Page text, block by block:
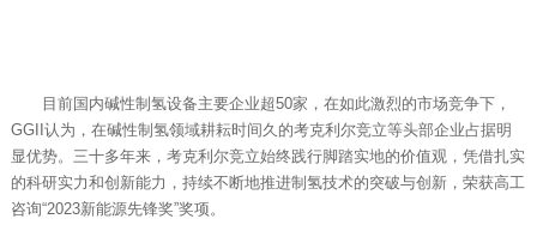
目前国内碱性制氢设备主要企业超50家，在如此激烈的市场竞争下，
GGII认为，在碱性制氢领域耕耘时间久的考克利尔竞立等头部企业占据明
显优势。三十多年来，考克利尔竞立始终践行脚踏实地的价值观，凭借扎实
的科研实力和创新能力，持续不断地推进制氢技术的突破与创新，荣获高工
咨询“2023新能源先锋奖”奖项。